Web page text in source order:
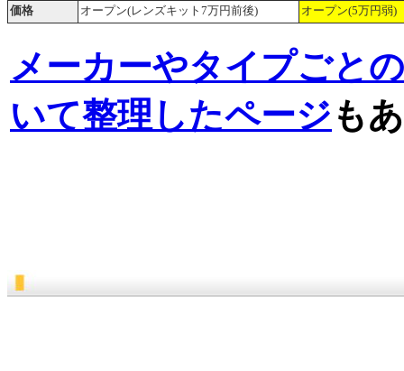
価格
オープン(レンズキット7万円前後) オープン(5万円弱)
メーカーやタイプごと
いて整理したページ も